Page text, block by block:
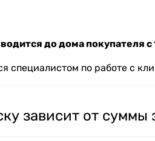
до дома покупателя
специалистом по работе с
зависит от суммы